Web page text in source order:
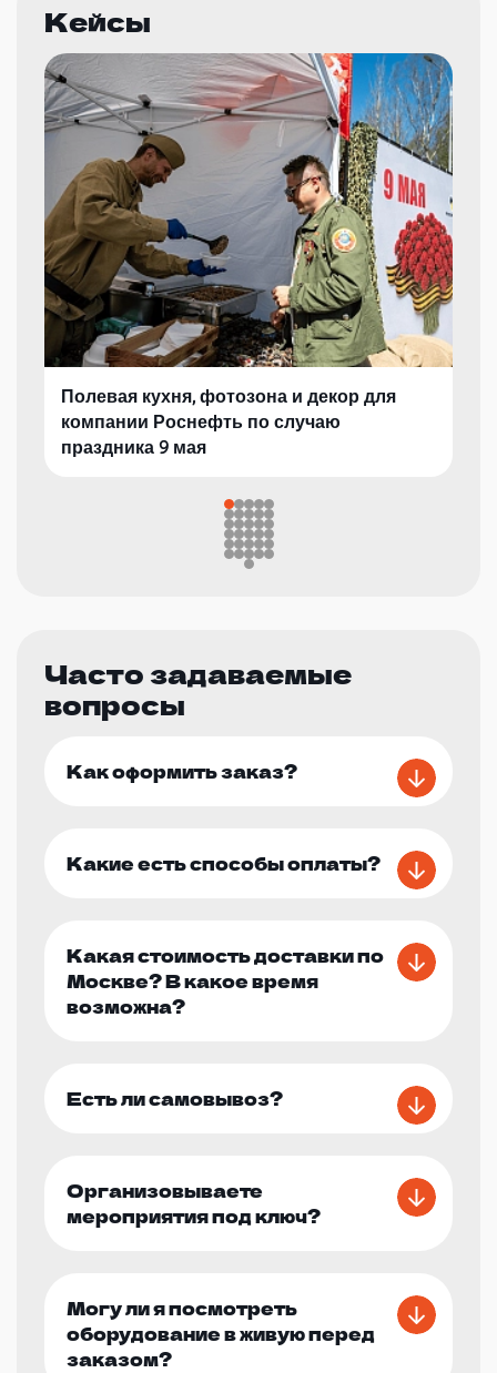
Кейсы
Полевая кухня, фотозона и декор для
компании Роснефть по случаю
праздника 9 мая
Часто задаваемые
вопросы
Как оформить заказ?
Какие есть способы оплаты?
Какая стоимость доставки по
Москве? В какое время
возможна?
Есть ли самовывоз?
Организовываете
мероприятия под ключ?
Могу ли я посмотреть
оборудование в живую перед
заказом?